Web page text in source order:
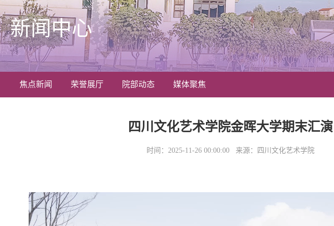
焦点新闻 荣誉展厅 院部动态 媒体聚焦
新闻中心
四川文化艺术学院金晖大学期末汇演
时间：2025-11-26 00:00:00 来源：四川文化艺术学院